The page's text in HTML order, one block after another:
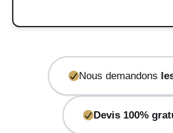
Nous demandons
Devis 100%